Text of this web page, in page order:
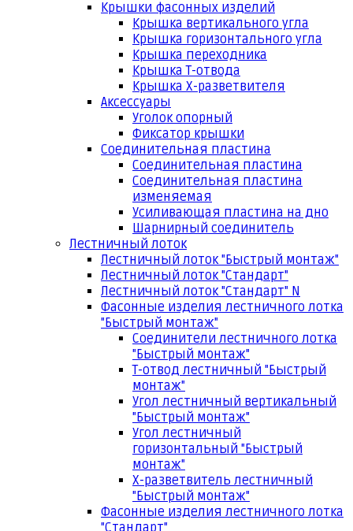
Крышки фасонных изделий
Крышка вертикального угла
Крышка горизонтального угла
Крышка переходника
Крышка Т-отвода
Крышка Х-разветвителя
Аксессуары
Уголок опорный
Фиксатор крышки
Соединительная пластина
Соединительная пластина
Соединительная пластина
изменяемая
Усиливающая пластина на дно
Шарнирный соединитель
Лестничный лоток
Лестничный лоток "Быстрый монтаж"
Лестничный лоток "Стандарт"
Лестничный лоток "Стандарт" N
Фасонные изделия лестничного лотка
"Быстрый монтаж"
Соединители лестничного лотка
"Быстрый монтаж"
Т-отвод лестничный "Быстрый
монтаж"
Угол лестничный вертикальный
"Быстрый монтаж"
Угол лестничный
горизонтальный "Быстрый
монтаж"
Х-разветвитель лестничный
"Быстрый монтаж"
Фасонные изделия лестничного лотка
"Стандарт"